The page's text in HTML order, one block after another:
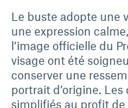
Le buste adopte une
une expression
l’image officielle du
visage ont été
conserver une
portrait d’origine.
simplifiés au profit